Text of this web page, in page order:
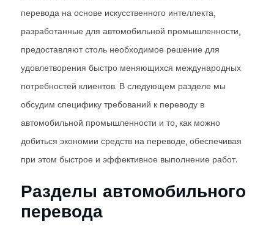
перевода на основе искусственного интеллекта,
разработанные для автомобильной промышленности,
предоставляют столь необходимое решение для
удовлетворения быстро меняющихся международных
потребностей клиентов. В следующем разделе мы
обсудим специфику требований к переводу в
автомобильной промышленности и то, как можно
добиться экономии средств на переводе, обеспечивая
при этом быстрое и эффективное выполнение работ.
Разделы автомобильного
перевода